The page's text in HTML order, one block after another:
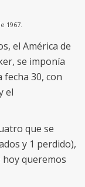
1967.
el América de
se imponía
fecha 30, con
el
que se
y 1 perdido),
queremos